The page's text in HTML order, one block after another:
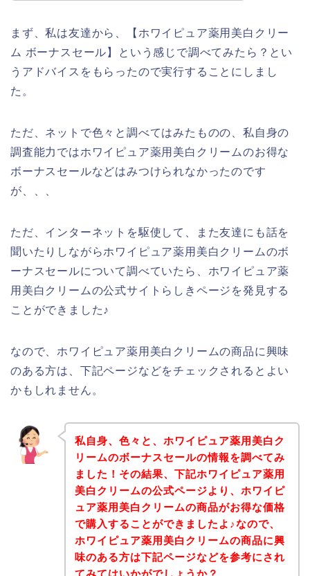
まず、私は友達から、【ホワイピュア薬用美白クリー
ム ボーナスセール】という感じで調べてみたら？とい
うアドバイスをもらったので実行することにしまし
た。
ただ、ネットで色々と調べてはみたものの、私自身の
調査能力ではホワイピュア薬用美白クリームのお得な
ボーナスセールなどはみつけられなかったのです
が、、、
ただ、インターネットを駆使して、また友達にも話を
聞いたりしながらホワイピュア薬用美白クリームのボ
ーナスセールについて調べていたら、ホワイピュア薬
用美白クリームの公式サイトらしきページを発見する
ことができました♪
なので、ホワイピュア薬用美白クリームの商品に興味
のある方は、下記ページなどをチェックされるとよい
かもしれません。
私自身、色々と、ホワイピュア薬用美白ク
リームのボーナスセールの情報を調べてみ
ました！その結果、下記ホワイピュア薬用
美白クリームの公式ページより、ホワイピ
ュア薬用美白クリームの商品がお得な価格
で購入することができましたよ♪なので、
ホワイピュア薬用美白クリームの商品に興
味のある方は下記ページなどを参考にされ
てみてはいかがでしょうか？